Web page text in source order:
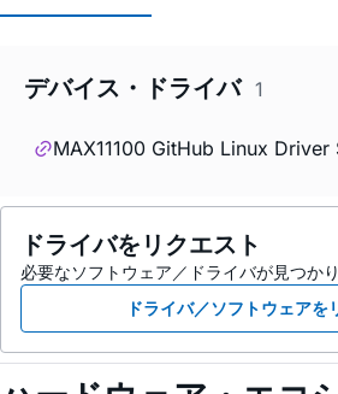
デバイス・ドライバ 1
MAX11100 GitHub Linux
ドライバをリクエスト
必要なソフトウェア／ドライバが見つか
ドライバ／ソフトウェアを